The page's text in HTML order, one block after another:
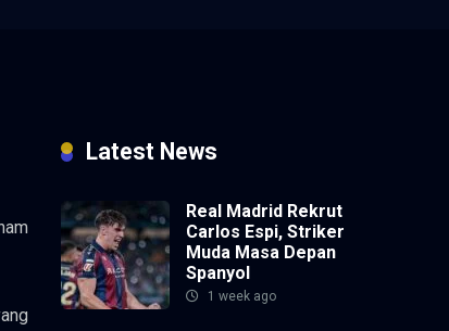
Latest News
Real Madrid Rekrut
Carlos Espi, Striker
Muda Masa Depan
Spanyol
1 week ago